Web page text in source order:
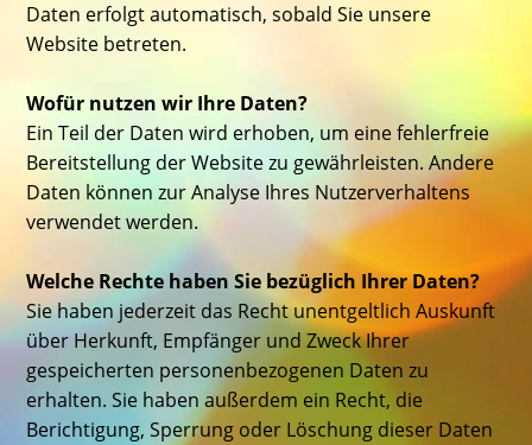
Daten erfolgt automatisch, sobald Sie unsere
Website betreten.
Wofür nutzen wir Ihre Daten?
Ein Teil der Daten wird erhoben, um eine fehlerfreie
Bereitstellung der Website zu gewährleisten. Andere
Daten können zur Analyse Ihres Nutzerverhaltens
verwendet werden.
Welche Rechte haben Sie bezüglich Ihrer Daten?
Sie haben jederzeit das Recht unentgeltlich Auskunft
über Herkunft, Empfänger und Zweck Ihrer
gespeicherten personenbezogenen Daten zu
erhalten. Sie haben außerdem ein Recht, die
Berichtigung, Sperrung oder Löschung dieser Daten